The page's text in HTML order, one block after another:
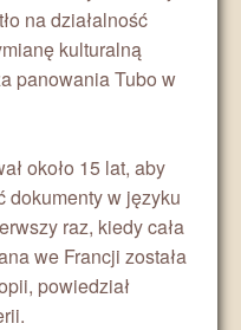
na działalność
kulturalną
panowania Tubo w
około 15 lat, aby
dokumenty w języku
raz, kiedy cała
we Francji została
powiedział